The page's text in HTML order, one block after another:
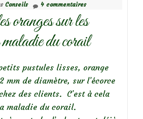
Conseils 4 commentaires
oranges sur les
du corail
pustules lisses, orange
mm de diamètre, sur l’écorce
des clients. C’est à cela
maladie du corail.